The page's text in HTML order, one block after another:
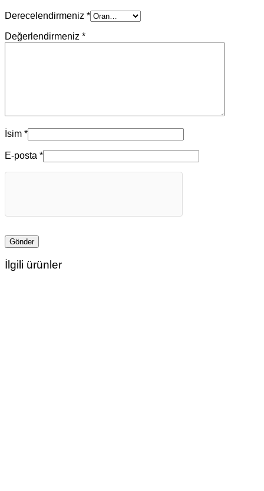
Derecelendirmeniz *
Değerlendirmeniz *
İsim *
E-posta *
İlgili ürünler